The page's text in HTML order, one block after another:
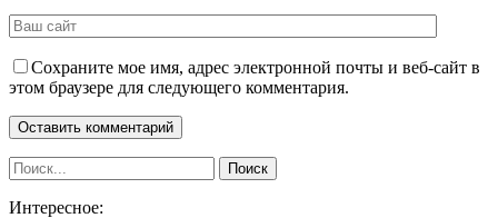
Сохраните мое имя, адрес электронной почты и веб-сайт в
этом браузере для следующего комментария.
Интересное: